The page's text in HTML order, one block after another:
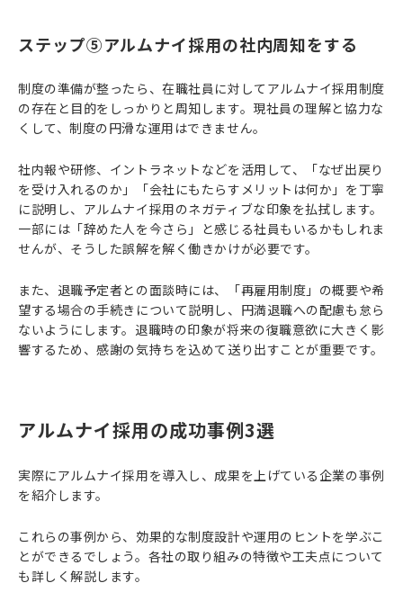
ステップ⑤アルムナイ採用の社内周知をする
制度の準備が整ったら、在職社員に対してアルムナイ採用制度
の存在と目的をしっかりと周知します。現社員の理解と協力な
くして、制度の円滑な運用はできません。
社内報や研修、イントラネットなどを活用して、「なぜ出戻り
を受け入れるのか」「会社にもたらすメリットは何か」を丁寧
に説明し、アルムナイ採用のネガティブな印象を払拭します。
一部には「辞めた人を今さら」と感じる社員もいるかもしれま
せんが、そうした誤解を解く働きかけが必要です。
また、退職予定者との面談時には、「再雇用制度」の概要や希
望する場合の手続きについて説明し、円満退職への配慮も怠ら
ないようにします。退職時の印象が将来の復職意欲に大きく影
響するため、感謝の気持ちを込めて送り出すことが重要です。
アルムナイ採用の成功事例3選
実際にアルムナイ採用を導入し、成果を上げている企業の事例
を紹介します。
これらの事例から、効果的な制度設計や運用のヒントを学ぶこ
とができるでしょう。各社の取り組みの特徴や工夫点について
も詳しく解説します。